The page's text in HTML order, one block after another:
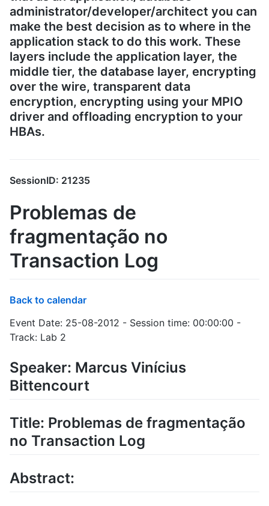
administrator/developer/architect you can
make the best decision as to where in the
application stack to do this work. These
layers include the application layer, the
middle tier, the database layer, encrypting
over the wire, transparent data
encryption, encrypting using your MPIO
driver and offloading encryption to your
HBAs.
SessionID: 21235
Problemas de
fragmentação no
Transaction Log
Back to calendar
Event Date: 25-08-2012 - Session time: 00:00:00 -
Track: Lab 2
Speaker: Marcus Vinícius
Bittencourt
Title: Problemas de fragmentação
no Transaction Log
Abstract: